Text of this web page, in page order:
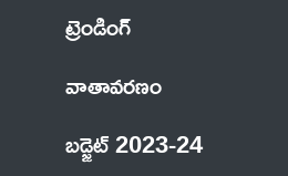
ట్రెండింగ్
వాతావరణం
బడ్జెట్ 2023-24